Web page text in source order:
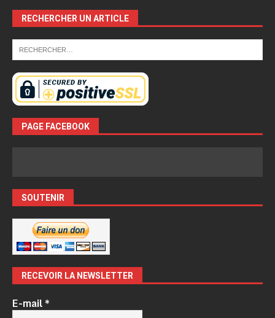
RECHERCHER UN ARTICLE
PAGE FACEBOOK
SOUTENIR
RECEVOIR LA NEWSLETTER
E-mail*